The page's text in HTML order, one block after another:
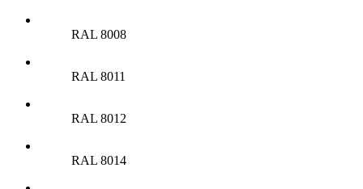
RAL 8008
RAL 8011
RAL 8012
RAL 8014